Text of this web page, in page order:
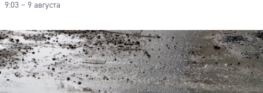
9:03 – 9 августа